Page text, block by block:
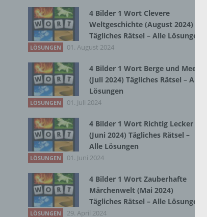
4 Bilder 1 Wort Clevere
Weltgeschichte (August 2024)
Tägliches Rätsel – Alle Lösungen
LÖSUNGEN 01. August 2024
4 Bilder 1 Wort Berge und Meer
(Juli 2024) Tägliches Rätsel – Alle
Lösungen
LÖSUNGEN 01. Juli 2024
4 Bilder 1 Wort Richtig Lecker
(Juni 2024) Tägliches Rätsel –
Alle Lösungen
LÖSUNGEN 01. Juni 2024
4 Bilder 1 Wort Zauberhafte
Märchenwelt (Mai 2024)
Tägliches Rätsel – Alle Lösungen
LÖSUNGEN 29. April 2024